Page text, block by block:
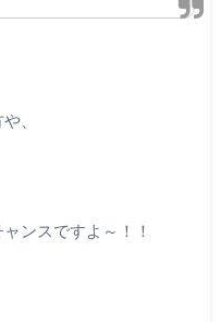
、
ンスですよ～！！